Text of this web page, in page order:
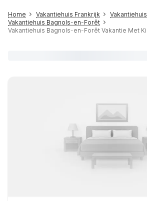
Home Vakantiehuis Frankrijk
Vakantiehuis Bagnols-en-Forêt
Vakantiehuis Bagnols-en-Forêt Vakantie Met